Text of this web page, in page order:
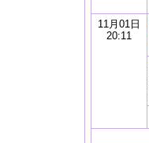
11月01日
20:11